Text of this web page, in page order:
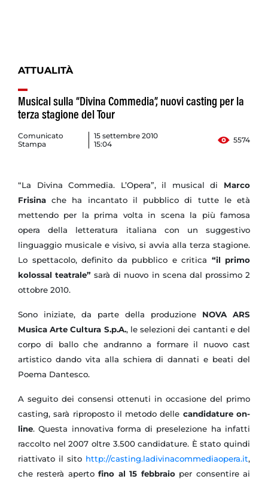
ATTUALITÀ
Musical sulla “Divina Commedia”, nuovi casting per la
terza stagione del Tour
Comunicato
Stampa
15 settembre 2010
15:04
5574
“La Divina Commedia. L’Opera”, il musical di Marco
Frisina che ha incantato il pubblico di tutte le età
mettendo per la prima volta in scena la più famosa
opera della letteratura italiana con un suggestivo
linguaggio musicale e visivo, si avvia alla terza stagione.
Lo spettacolo, definito da pubblico e critica “il primo
kolossal teatrale” sarà di nuovo in scena dal prossimo 2
ottobre 2010.
Sono iniziate, da parte della produzione NOVA ARS
Musica Arte Cultura S.p.A., le selezioni dei cantanti e del
corpo di ballo che andranno a formare il nuovo cast
artistico dando vita alla schiera di dannati e beati del
Poema Dantesco.
A seguito dei consensi ottenuti in occasione del primo
casting, sarà riproposto il metodo delle candidature on-
line. Questa innovativa forma di preselezione ha infatti
raccolto nel 2007 oltre 3.500 candidature. È stato quindi
riattivato il sito http://casting.ladivinacommediaopera.it,
che resterà apertofino al 15 febbraio per consentire ai